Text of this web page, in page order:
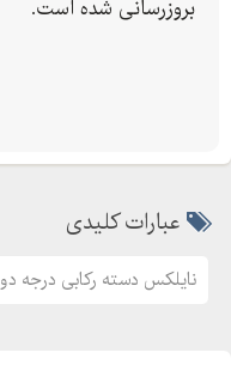
بروزرسانی شده است.
عبارات کلیدی
نایلکس دسته رکابی درجه دو